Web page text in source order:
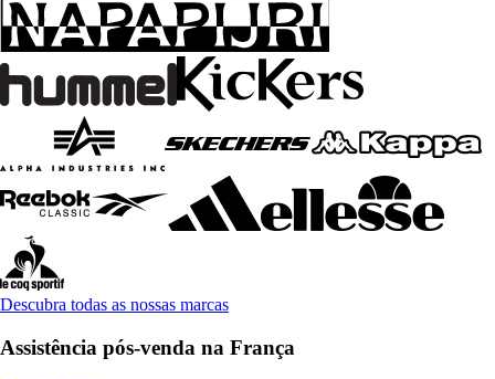
Descubra todas as nossas marcas
Assistência pós-venda na França